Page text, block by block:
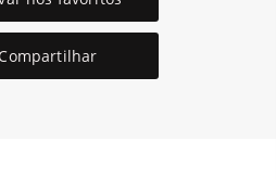
Compartilhar